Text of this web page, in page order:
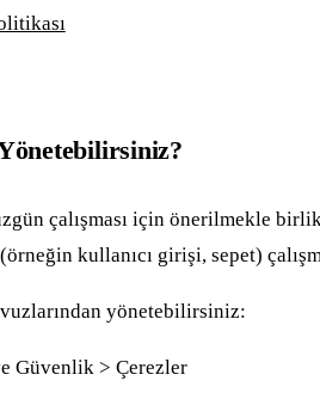
çalışması için önerilmekle
kullanıcı girişi, sepet)
yönetebilirsiniz:
Güvenlik > Çerezler